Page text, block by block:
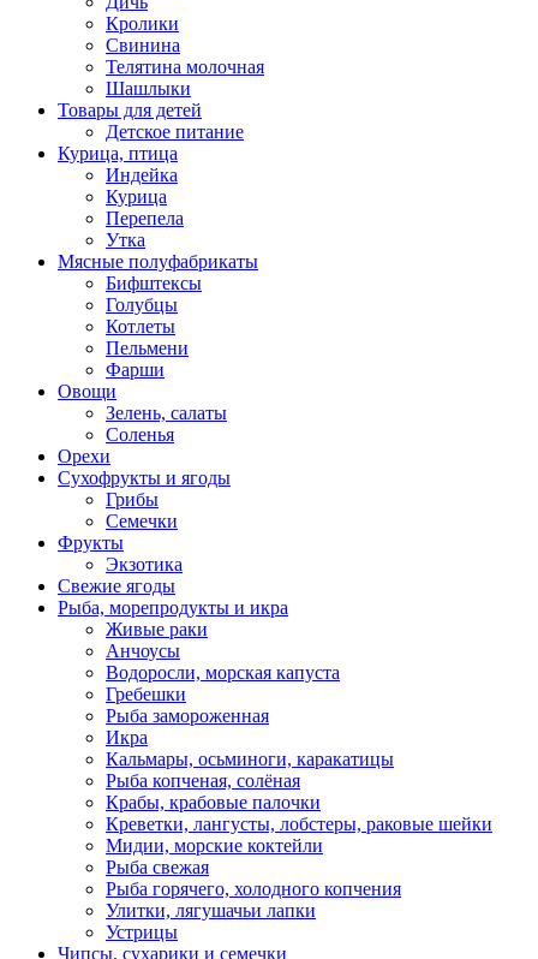
Кролики
Свинина
Телятина молочная
Шашлыки
Товары для детей
Детское питание
Курица, птица
Индейка
Курица
Перепела
Утка
Мясные полуфабрикаты
Бифштексы
Голубцы
Котлеты
Пельмени
Фарши
Овощи
Зелень, салаты
Соленья
Орехи
Сухофрукты и ягоды
Грибы
Семечки
Фрукты
Экзотика
Свежие ягоды
Рыба, морепродукты и икра
Живые раки
Анчоусы
Водоросли, морская капуста
Гребешки
Рыба замороженная
Икра
Кальмары, осьминоги, каракатицы
Рыба копченая, солёная
Крабы, крабовые палочки
Креветки, лангусты, лобстеры, раковые шейки
Мидии, морские коктейли
Рыба свежая
Рыба горячего, холодного копчения
Улитки, лягушачьи лапки
Устрицы
Чипсы, сухарики и семечки